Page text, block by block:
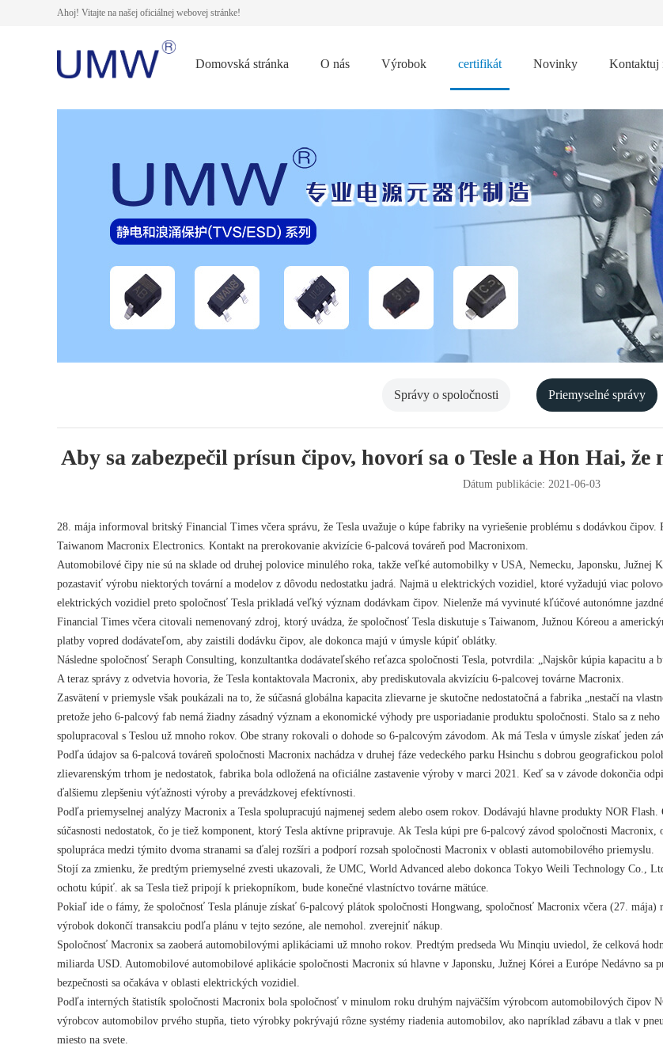
Ahoj! Vitajte na našej oficiálnej webovej stránke!
Domovská stránka O nás Výrobok certifikát Novinky Kontaktuj
Správy o spoločnosti Priemyselné správy
Aby sa zabezpečil prísun čipov, hovorí sa o Tesle a Hon Hai,
Dátum publikácie: 2021-06-03
28. mája informoval britský Financial Times včera správu, že Tesla uvažuje o kúpe fabriky na vyriešenie problému s dodávkou čipov.
Taiwanom Macronix Electronics. Kontakt na prerokovanie akvizície 6-palcová továreň pod Macronixom.
Automobilové čipy nie sú na sklade od druhej polovice minulého roka, takže veľké automobilky v USA, Nemecku, Japonsku, Južnej
pozastaviť výrobu niektorých tovární a modelov z dôvodu nedostatku jadrá. Najmä u elektrických vozidiel, ktoré vyžadujú viac
elektrických vozidiel preto spoločnosť Tesla prikladá veľký význam dodávkam čipov. Nielenže má vyvinuté kľúčové autonómne
Financial Times včera citovali nemenovaný zdroj, ktorý uvádza, že spoločnosť Tesla diskutuje s Taiwanom, Južnou Kóreou a
platby vopred dodávateľom, aby zaistili dodávku čipov, ale dokonca majú v úmysle kúpiť oblátky.
Následne spoločnosť Seraph Consulting, konzultantka dodávateľského reťazca spoločnosti Tesla, potvrdila: „Najskôr kúpia kapacitu a
A teraz správy z odvetvia hovoria, že Tesla kontaktovala Macronix, aby prediskutovala akvizíciu 6-palcovej továrne Macronix.
Zasvätení v priemysle však poukázali na to, že súčasná globálna kapacita zlievarne je skutočne nedostatočná a fabrika „nestačí na
pretože jeho 6-palcový fab nemá žiadny zásadný význam a ekonomické výhody pre usporiadanie produktu spoločnosti. Stalo sa z
spolupracoval s Teslou už mnoho rokov. Obe strany rokovali o dohode so 6-palcovým závodom. Ak má Tesla v úmysle získať jeden
Podľa údajov sa 6-palcová továreň spoločnosti Macronix nachádza v druhej fáze vedeckého parku Hsinchu s dobrou geografickou
zlievarenským trhom je nedostatok, fabrika bola odložená na oficiálne zastavenie výroby v marci 2021. Keď sa v závode dokončia
ďalšiemu zlepšeniu výťažnosti výroby a prevádzkovej efektívnosti.
Podľa priemyselnej analýzy Macronix a Tesla spolupracujú najmenej sedem alebo osem rokov. Dodávajú hlavne produkty NOR
súčasnosti nedostatok, čo je tiež komponent, ktorý Tesla aktívne pripravuje. Ak Tesla kúpi pre 6-palcový závod spoločnosti Macronix,
spolupráca medzi týmito dvoma stranami sa ďalej rozšíri a podporí rozsah spoločnosti Macronix v oblasti automobilového priemyslu.
Stojí za zmienku, že predtým priemyselné zvesti ukazovali, že UMC, World Advanced alebo dokonca Tokyo Weili Technology Co.,
ochotu kúpiť. ak sa Tesla tiež pripojí k priekopníkom, bude konečné vlastníctvo továrne mätúce.
Pokiaľ ide o fámy, že spoločnosť Tesla plánuje získať 6-palcový plátok spoločnosti Hongwang, spoločnosť Macronix včera (27. mája)
výrobok dokončí transakciu podľa plánu v tejto sezóne, ale nemohol. zverejniť nákup.
Spoločnosť Macronix sa zaoberá automobilovými aplikáciami už mnoho rokov. Predtým predseda Wu Minqiu uviedol, že celková
miliarda USD. Automobilové automobilové aplikácie spoločnosti Macronix sú hlavne v Japonsku, Južnej Kórei a Európe Nedávno
bezpečnosti sa očakáva v oblasti elektrických vozidiel.
Podľa interných štatistík spoločnosti Macronix bola spoločnosť v minulom roku druhým najväčším výrobcom automobilových čipov
výrobcov automobilov prvého stupňa, tieto výrobky pokrývajú rôzne systémy riadenia automobilov, ako napríklad zábavu a tlak v
miesto na svete.